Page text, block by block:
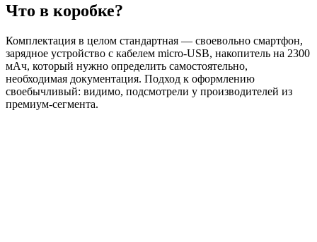
Что в коробке?
Комплектация в целом стандартная — своевольно смартфон,
зарядное устройство с кабелем micro-USB, накопитель на 2300
мАч, который нужно определить самостоятельно,
необходимая документация. Подход к оформлению
своебычливый: видимо, подсмотрели у производителей из
премиум-сегмента.